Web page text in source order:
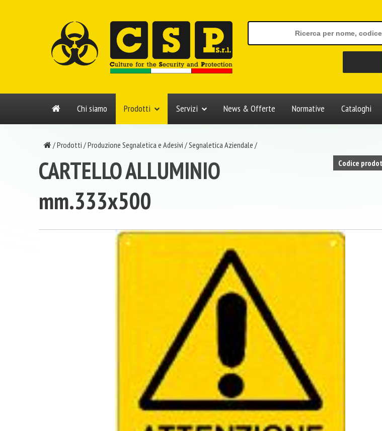
Chi siamo Prodotti Servizi News & Offerte Normative Cataloghi
/Prodotti /Produzione Segnaletica e Adesivi /Segnaletica Aziendale /
Codice
CARTELLO ALLUMINIO
mm.333x500